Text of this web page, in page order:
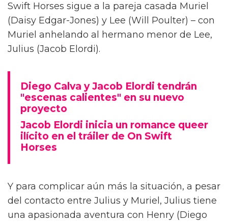
Swift Horses sigue a la pareja casada Muriel
(Daisy Edgar-Jones) y Lee (Will Poulter) – con
Muriel anhelando al hermano menor de Lee,
Julius (Jacob Elordi).
Diego Calva y Jacob Elordi tendrán
"escenas calientes" en su nuevo
proyecto
Jacob Elordi inicia un romance queer
ilícito en el tráiler de On Swift
Horses
Y para complicar aún más la situación, a pesar
del contacto entre Julius y Muriel, Julius tiene
una apasionada aventura con Henry (Diego